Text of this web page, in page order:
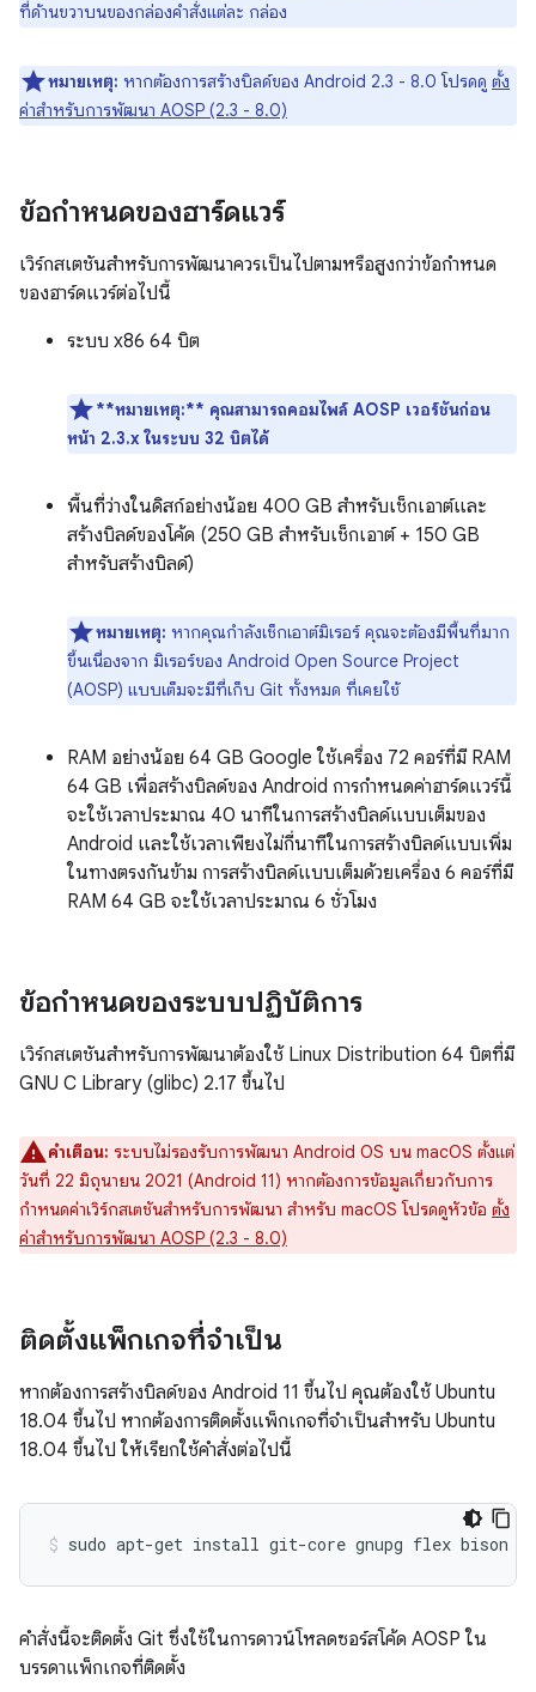
ที่ด้านขวาบนของกล่องคำสั่งแต่ละ กล่อง
หมายเหตุ: หากต้องการสร้างบิลด์ของ Android 2.3 - 8.0 โปรดดู ตั้ง
ค่าสำหรับการพัฒนา AOSP (2.3 - 8.0)
ข้อกำหนดของฮาร์ดแวร์
เวิร์กสเตชันสำหรับการพัฒนาควรเป็นไปตามหรือสูงกว่าข้อกำหนด
ของฮาร์ดแวร์ต่อไปนี้
ระบบ x86 64 บิต
**หมายเหตุ:** คุณสามารถคอมไพล์ AOSP เวอร์ชันก่อน
หน้า 2.3.x ในระบบ 32 บิตได้
พื้นที่ว่างในดิสก์อย่างน้อย 400 GB สำหรับเช็กเอาต์และ
สร้างบิลด์ของโค้ด (250 GB สำหรับเช็กเอาต์ + 150 GB
สำหรับสร้างบิลด์)
หมายเหตุ: หากคุณกำลังเช็กเอาต์มิเรอร์ คุณจะต้องมีพื้นที่มาก
ขึ้นเนื่องจาก มิเรอร์ของ Android Open Source Project
(AOSP) แบบเต็มจะมีที่เก็บ Git ทั้งหมด ที่เคยใช้
RAM อย่างน้อย 64 GB Google ใช้เครื่อง 72 คอร์ที่มี RAM
64 GB เพื่อสร้างบิลด์ของ Android การกำหนดค่าฮาร์ดแวร์นี้
จะใช้เวลาประมาณ 40 นาทีในการสร้างบิลด์แบบเต็มของ
Android และใช้เวลาเพียงไม่กี่นาทีในการสร้างบิลด์แบบเพิ่ม
ในทางตรงกันข้าม การสร้างบิลด์แบบเต็มด้วยเครื่อง 6 คอร์ที่มี
RAM 64 GB จะใช้เวลาประมาณ 6 ชั่วโมง
ข้อกำหนดของระบบปฏิบัติการ
เวิร์กสเตชันสำหรับการพัฒนาต้องใช้ Linux Distribution 64 บิตที่มี
GNU C Library (glibc) 2.17 ขึ้นไป
คำเตือน: ระบบไม่รองรับการพัฒนา Android OS บน macOS ตั้งแต่
วันที่ 22 มิถุนายน 2021 (Android 11) หากต้องการข้อมูลเกี่ยวกับการ
กำหนดค่าเวิร์กสเตชันสำหรับการพัฒนา สำหรับ macOS โปรดดูหัวข้อ ตั้ง
ค่าสำหรับการพัฒนา AOSP (2.3 - 8.0)
ติดตั้งแพ็กเกจที่จำเป็น
หากต้องการสร้างบิลด์ของ Android 11 ขึ้นไป คุณต้องใช้ Ubuntu
18.04 ขึ้นไป หากต้องการติดตั้งแพ็กเกจที่จำเป็นสำหรับ Ubuntu
18.04 ขึ้นไป ให้เรียกใช้คำสั่งต่อไปนี้
sudo apt-get install git-core gnupg flex bison
คำสั่งนี้จะติดตั้ง Git ซึ่งใช้ในการดาวน์โหลดซอร์สโค้ด AOSP ใน
บรรดาแพ็กเกจที่ติดตั้ง